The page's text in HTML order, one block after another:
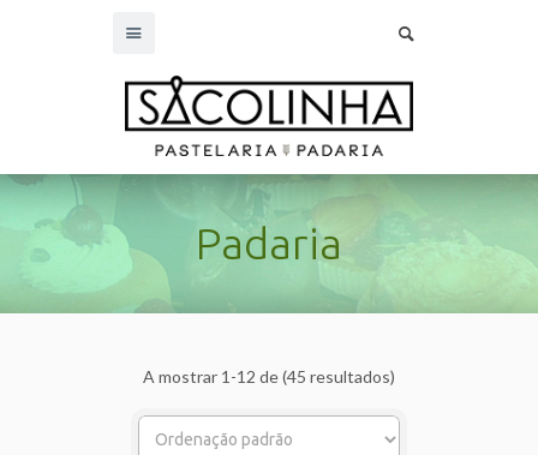
Padaria
A mostrar 1-12 de (45 resultados)